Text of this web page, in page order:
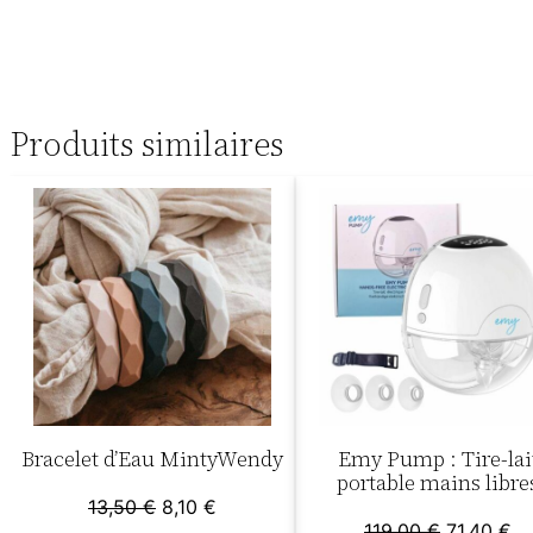
Produits similaires
Bracelet d’Eau MintyWendy
13,50€ Le
8,10 €
Emy Pump : Tire-
portable mains